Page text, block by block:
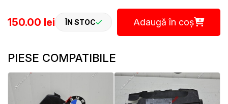
150.00 lei ÎN STOC Adaugă în coș
PIESE COMPATIBILE